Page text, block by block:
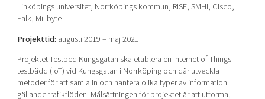
Linköpings universitet, Norrköpings kommun, RISE, SMHI, Cisco,
Falk, Millbyte
Projekttid: augusti 2019 – maj 2021
Projektet Testbed Kungsgatan ska etablera en Internet of Things-
testbädd (IoT) vid Kungsgatan i Norrköping och där utveckla
metoder för att samla in och hantera olika typer av information
gällande trafikflöden. Målsättningen för projektet är att utforma,